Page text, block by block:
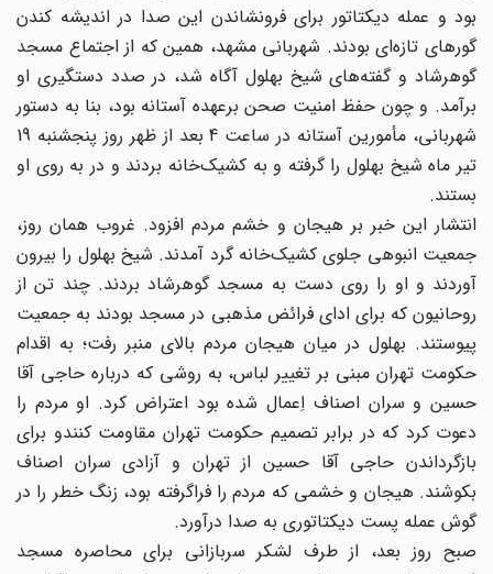
بود و عمله دیکتاتور برای فرونشاندن این صدا در اندیشه کندن
گورهای تازه‌ای بودند. شهربانی مشهد، همین که از اجتماع مسجد
گوهرشاد و گفته‌های شیخ بهلول آگاه شد، در صدد دستگیری او
برآمد. و چون حفظ امنیت صحن برعهده آستانه بود، بنا به دستور
شهربانی، مأمورین آستانه در ساعت 4 بعد از ظهر روز پنجشنبه 19
تیر ماه شیخ بهلول را گرفته و به کشیک‌خانه بردند و در به روی او
بستند.
انتشار این خبر بر هیجان و خشم مردم افزود. غروب همان روز،
جمعیت انبوهی جلوی کشیک‌خانه گرد آمدند. شیخ بهلول را بیرون
آوردند و او را روی دست به مسجد گوهرشاد بردند. چند تن از
روحانیون که برای ادای فرائض مذهبی در مسجد بودند به جمعیت
پیوستند. بهلول در میان هیجان مردم بالای منبر رفت؛ به اقدام
حکومت تهران مبنی بر تغییر لباس، به روشی که درباره حاجی آقا
حسین و سران اصناف اِعمال شده بود اعتراض کرد. او مردم را
دعوت کرد که در برابر تصمیم حکومت تهران مقاومت کنندو برای
بازگرداندن حاجی آقا حسین از تهران و آزادی سران اصناف
بکوشند. هیجان و خشمی که مردم را فراگرفته بود، زنگ خطر را در
گوش عمله پست دیکتاتوری به صدا درآورد.
صبح روز بعد، از طرف لشکر سربازانی برای محاصره مسجد